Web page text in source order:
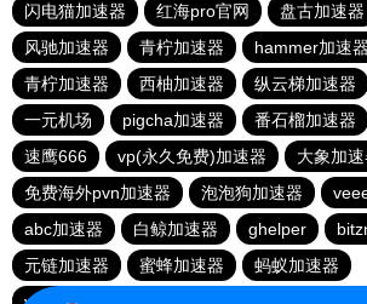
闪电猫加速器
红海pro官网 盘古加速器
风驰加速器
青柠加速器 hammer加速器
青柠加速器
西柚加速器 纵云梯加速器
一元机场
pigcha加速器 番石榴加速器
速鹰666
vp(永久免费)加速器 大象加速
免费海外pvn加速器
泡泡狗加速器
abc加速器
白鲸加速器 ghelper
元链加速器
蜜蜂加速器
蚂蚁加速器